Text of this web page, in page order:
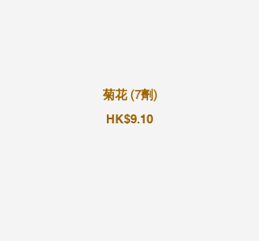
菊花 (7劑)
HK$9.10